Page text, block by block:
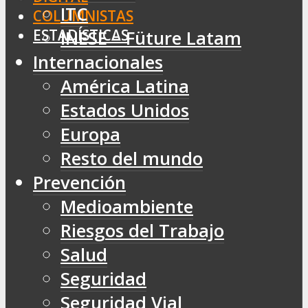
COLUMNISTAS
ESTADÍSTICAS
ITC
INESE – Füture Latam
Internacionales
América Latina
Estados Unidos
Europa
Resto del mundo
Prevención
Medioambiente
Riesgos del Trabajo
Salud
Seguridad
Seguridad Vial